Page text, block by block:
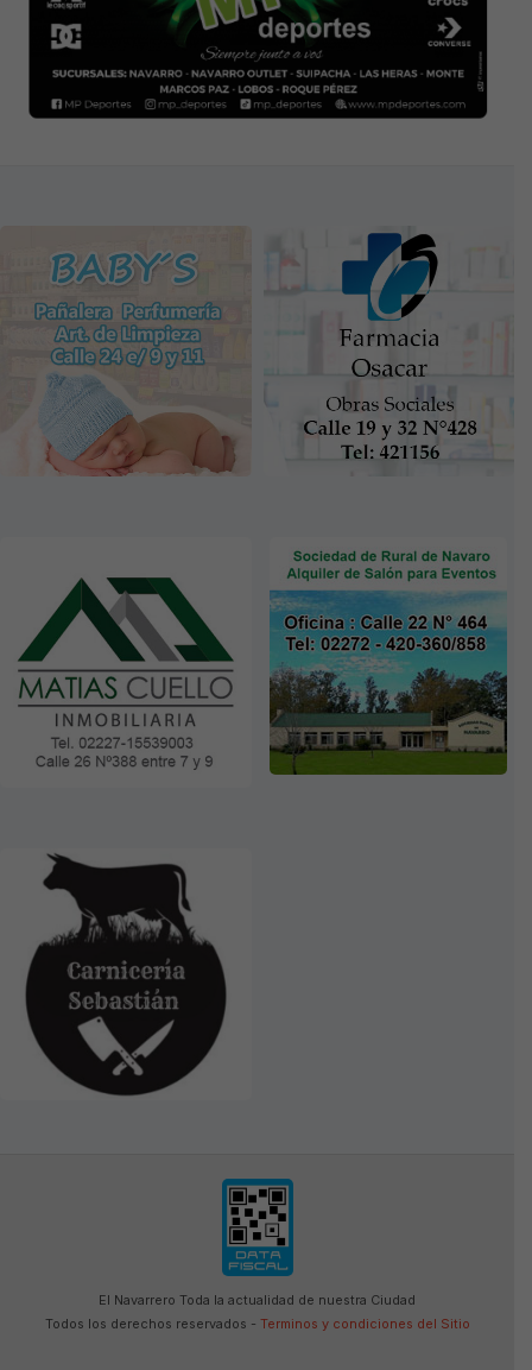
El Navarrero Toda la actualidad de nuestra Ciudad
Todos los derechos reservados - Terminos y condiciones del Sitio